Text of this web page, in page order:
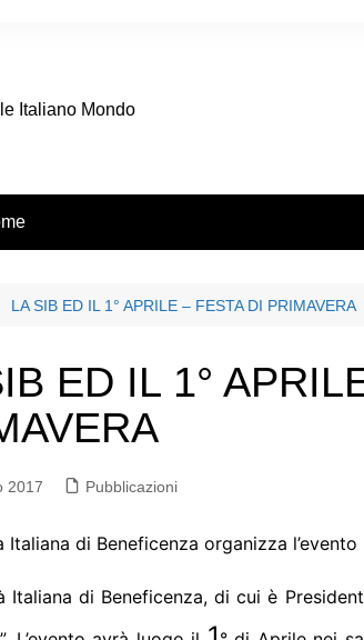
LA SIB ED IL 1° APRILE – FESTA DI PRIMAVERA
ED IL 1°
2017 Pubblicazioni
Italiana di Beneficenza organizza
Italiana di Beneficenza, di cui è